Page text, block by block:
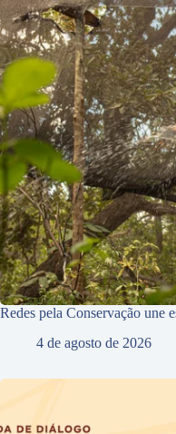
Redes pela Conservação une
4 de agosto de 2026